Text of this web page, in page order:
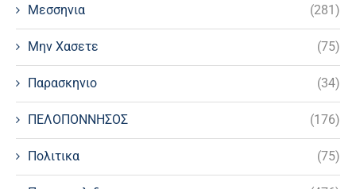
Μεσσηνια (281)
Μην Χασετε (75)
Παρασκηνιο (34)
ΠΕΛΟΠΟΝΝΗΣΟΣ (176)
Πολιτικα (75)